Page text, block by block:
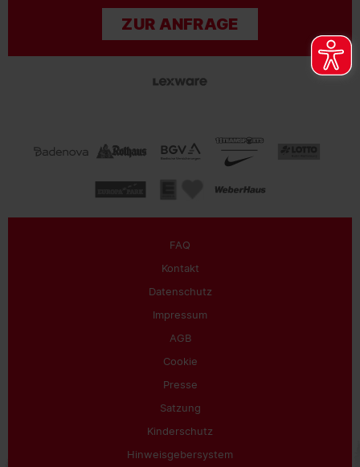
ZUR ANFRAGE
FAQ
Kontakt
Datenschutz
Impressum
AGB
Cookie
Presse
Satzung
Kinderschutz
Hinweisgebersystem